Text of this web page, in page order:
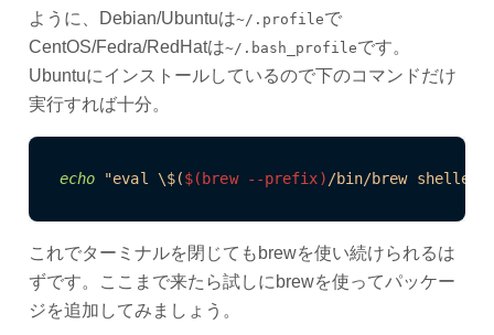
ように、Debian/Ubuntuは~/.profileで
CentOS/Fedra/RedHatは~/.bash_profileです。
Ubuntuにインストールしているので下のコマンドだけ
実行すれば十分。
echo "eval \$($(brew --prefix) /bin/brew
これでターミナルを閉じてもbrewを使い続けられるは
ずです。ここまで来たら試しにbrewを使ってパッケー
ジを追加してみましょう。